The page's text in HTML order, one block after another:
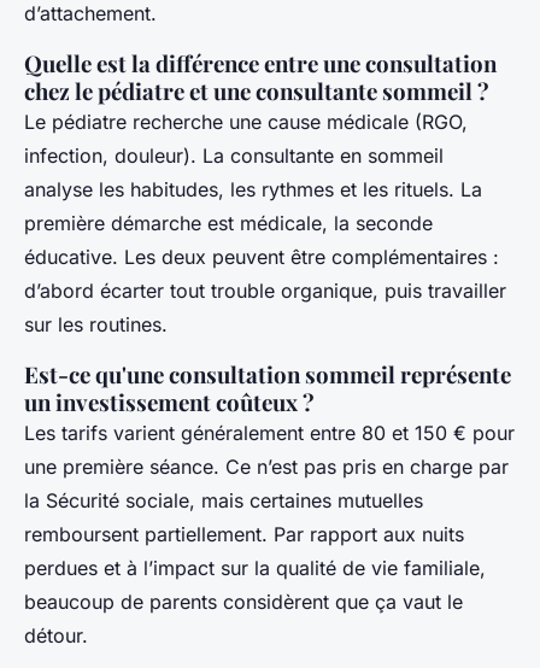
d’attachement.
Quelle est la différence entre une consultation
chez le pédiatre et une consultante sommeil ?
Le pédiatre recherche une cause médicale (RGO,
infection, douleur). La consultante en sommeil
analyse les habitudes, les rythmes et les rituels. La
première démarche est médicale, la seconde
éducative. Les deux peuvent être complémentaires :
d’abord écarter tout trouble organique, puis travailler
sur les routines.
Est-ce qu'une consultation sommeil représente
un investissement coûteux ?
Les tarifs varient généralement entre 80 et 150 € pour
une première séance. Ce n’est pas pris en charge par
la Sécurité sociale, mais certaines mutuelles
remboursent partiellement. Par rapport aux nuits
perdues et à l’impact sur la qualité de vie familiale,
beaucoup de parents considèrent que ça vaut le
détour.